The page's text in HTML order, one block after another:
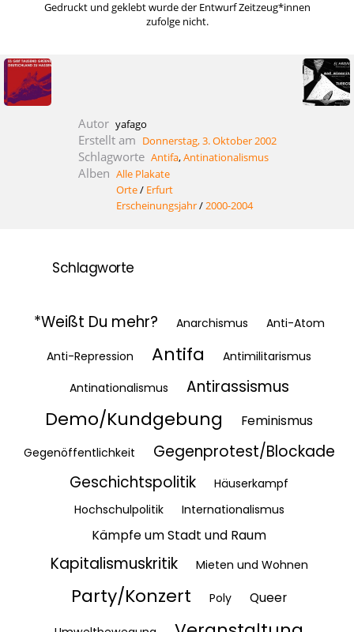
Gedruckt und geklebt wurde der Entwurf Zeitzeug*innen
zufolge nicht.
Autor yafago
Erstellt am Donnerstag, 3. Oktober 2002
Schlagworte Antifa,Antinationalismus
Alben Alle Plakate
Orte/ Erfurt
Erscheinungsjahr/2000-2004
Schlagworte
*Weißt Du mehr? Anarchismus Anti-Atom
Anti-Repression Antifa
Antimilitarismus
Antinationalismus
Antirassismus
Demo/Kundgebung Feminismus
Gegenöffentlichkeit
Gegenprotest/Blockade
Geschichtspolitik
Häuserkampf
Hochschulpolitik
Internationalismus
Kämpfe um Stadt und Raum
Kapitalismuskritik Mieten und Wohnen
Party/Konzert Poly Queer